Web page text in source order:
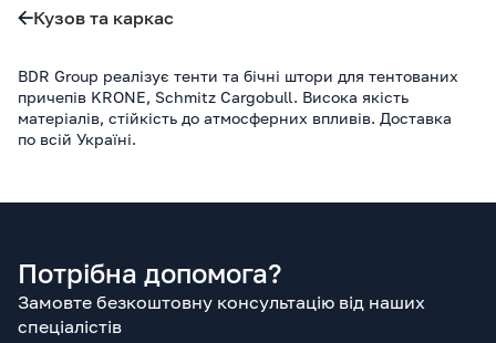
Кузов та каркас
BDR Group реалізує тенти та бічні штори для тентованих
причепів KRONE, Schmitz Cargobull. Висока якість
матеріалів, стійкість до атмосферних впливів. Доставка
по всій Україні.
Потрібна допомога?
Замовте безкоштовну консультацію від наших
спеціалістів